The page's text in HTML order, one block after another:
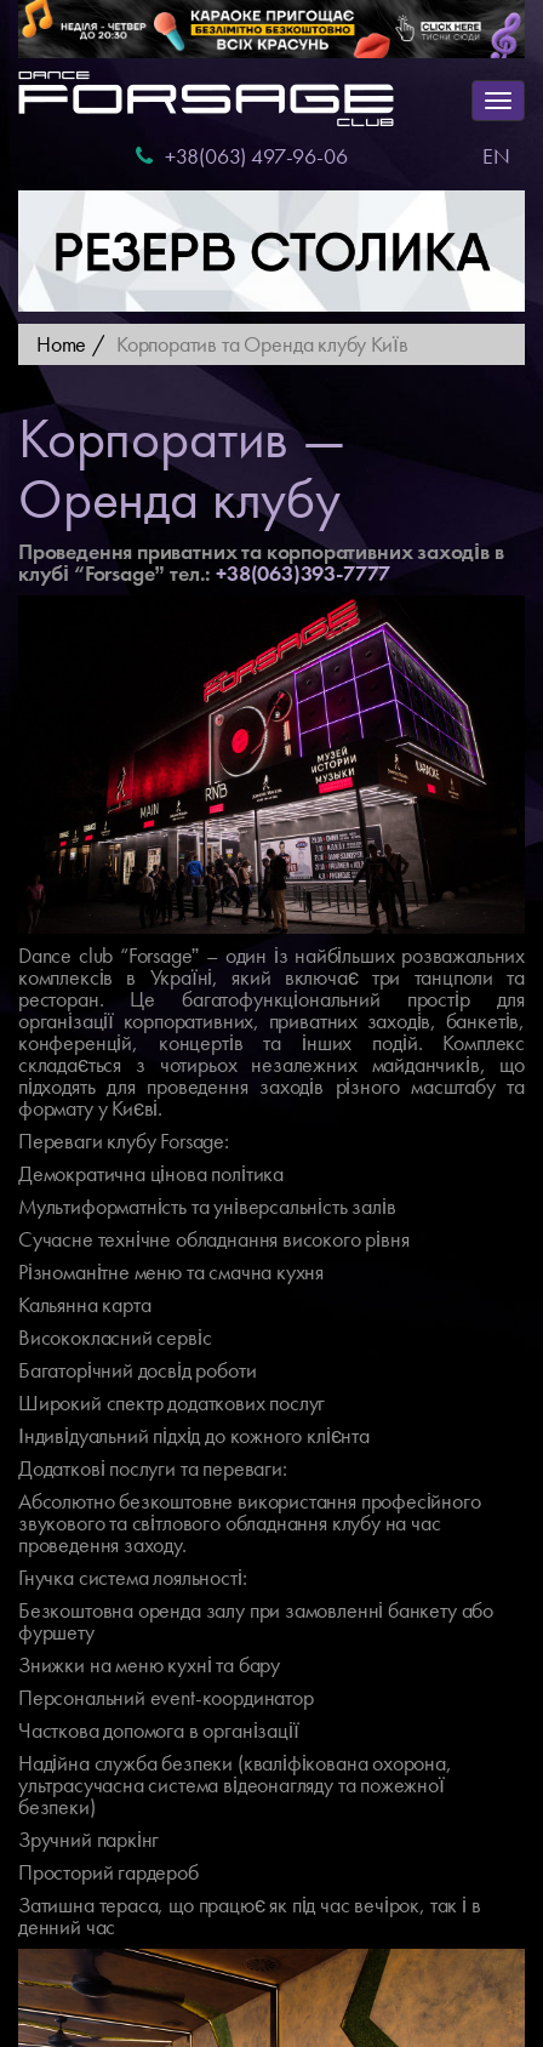
+38(063) 497-96-06
EN
Home Корпоратив та Оренда клубу Київ
Корпоратив —
Оренда клубу
Проведення приватних та корпоративних заходів в
клубі “Forsage”тел.:+38(063)393-7777
Dance club “Forsage” – один із найбільших розважальних
комплексів в Україні, який включає три танцполи та
ресторан. Це багатофункціональний простір для
організації корпоративних, приватних заходів, банкетів,
конференцій, концертів та інших подій. Комплекс
складається з чотирьох незалежних майданчиків, що
підходять для проведення заходів різного масштабу та
формату у Києві.
Переваги клубу Forsage:
Демократична цінова політика
Мультиформатність та універсальність залів
Сучасне технічне обладнання високого рівня
Різноманітне меню та смачна кухня
Кальянна карта
Висококласний сервіс
Багаторічний досвід роботи
Широкий спектр додаткових послуг
Індивідуальний підхід до кожного клієнта
Додаткові послуги та переваги:
Абсолютно безкоштовне використання професійного
звукового та світлового обладнання клубу на час
проведення заходу.
Гнучка система лояльності:
Безкоштовна оренда залу при замовленні банкету або
фуршету
Знижки на меню кухні та бару
Персональний event-координатор
Часткова допомога в організації
Надійна служба безпеки (кваліфікована охорона,
ультрасучасна система відеонагляду та пожежної
безпеки)
Зручний паркінг
Просторий гардероб
Затишна тераса, що працює як під час вечірок, так і в
денний час